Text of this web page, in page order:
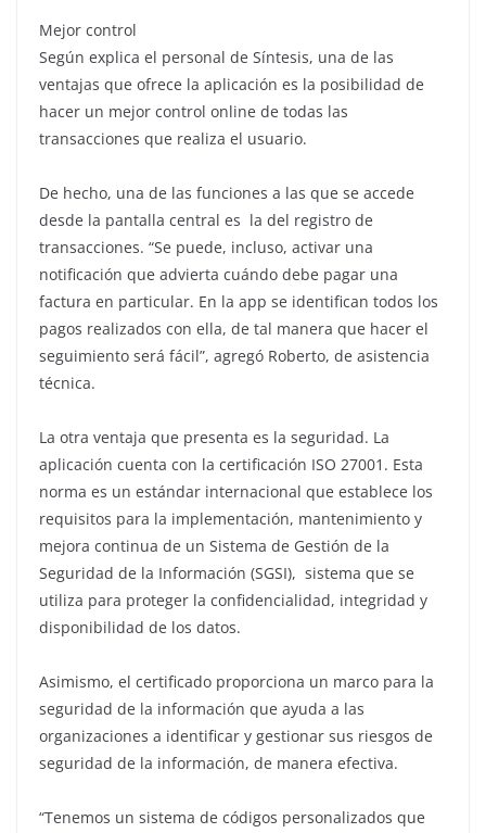
Mejor control
Según explica el personal de Síntesis, una de las
ventajas que ofrece la aplicación es la posibilidad de
hacer un mejor control online de todas las
transacciones que realiza el usuario.
De hecho, una de las funciones a las que se accede
desde la pantalla central es la del registro de
transacciones. “Se puede, incluso, activar una
notificación que advierta cuándo debe pagar una
factura en particular. En la app se identifican todos los
pagos realizados con ella, de tal manera que hacer el
seguimiento será fácil”, agregó Roberto, de asistencia
técnica.
La otra ventaja que presenta es la seguridad. La
aplicación cuenta con la certificación ISO 27001. Esta
norma es un estándar internacional que establece los
requisitos para la implementación, mantenimiento y
mejora continua de un Sistema de Gestión de la
Seguridad de la Información (SGSI), sistema que se
utiliza para proteger la confidencialidad, integridad y
disponibilidad de los datos.
Asimismo, el certificado proporciona un marco para la
seguridad de la información que ayuda a las
organizaciones a identificar y gestionar sus riesgos de
seguridad de la información, de manera efectiva.
“Tenemos un sistema de códigos personalizados que